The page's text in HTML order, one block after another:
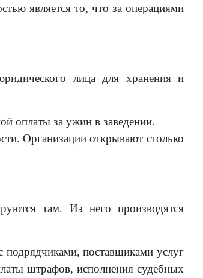
является то, что за операциями
лица для хранения и
оплаты за ужин в заведении.
Организации открывают столько
там. Из него производятся
подрядчиками, поставщиками услуг
штрафов, исполнения судебных